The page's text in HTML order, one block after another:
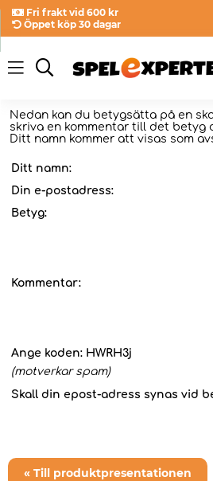
Fri frakt vid 600 kr
Öppet köp 30 dagar
Nedan kan du betygsätta på en
skriva en kommentar till det betyg
Ditt namn kommer att visas som
Ditt namn:
Din e-postadress:
Betyg:
Kommentar:
Ange koden: HWRH3j
(motverkar spam)
Skall din epost-adress synas vid
« Till produktpresentationen